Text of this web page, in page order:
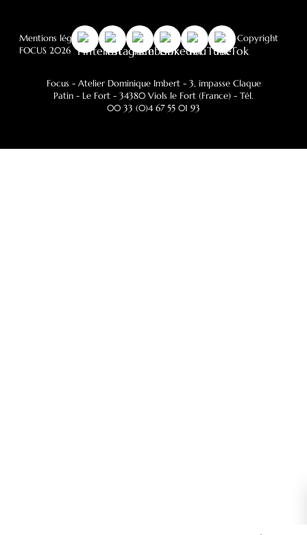
Mentions légales-RGPD - Politique des cookies- © Copyright
FOCUS 2026
Focus - Atelier Dominique Imbert- 3, impasse Claque
Patin - Le Fort - 34380 Viols le Fort (France) - Tél.
00 33 (0)4 67 55 01 93